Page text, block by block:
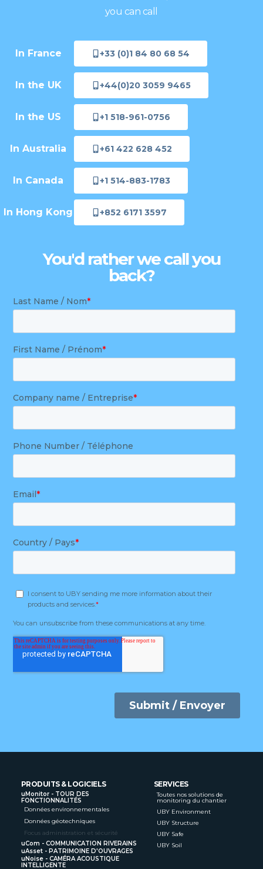
you can call
In France +33 (0)1 84 80 68 54
In the UK +44(0)20 3059 9465
In the US +1 518-961-0756
In Australia +61 422 628 452
In Canada +1 514-883-1783
In Hong Kong +852 6171 3597
You'd rather we call you
back?
PRODUITS & LOGICIELS
uMonitor - TOUR DES
FONCTIONNALITÉS
Données environnementales
Données géotechniques
Focus administration et sécurité
uCom - COMMUNICATION RIVERAINS
uAsset - PATRIMOINE D'OUVRAGES
uNoise - CAMÉRA ACOUSTIQUE
INTELLIGENTE
SERVICES
Toutes nos solutions de
monitoring du chantier
UBY Environment
UBY Structure
UBY Safe
UBY Soil